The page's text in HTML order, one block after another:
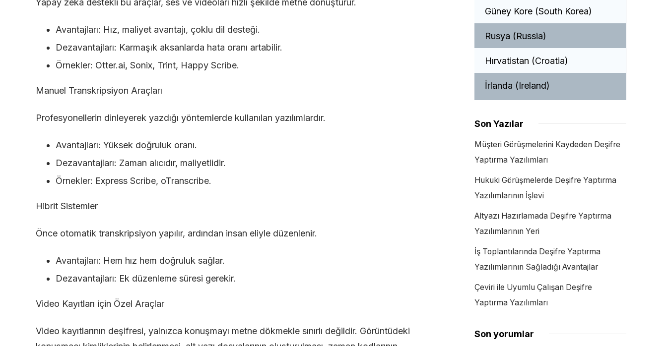
Yapay zekâ destekli bu araçlar, ses ve videoları hızlı şekilde metne dönüştürür.
Avantajları: Hız, maliyet avantajı, çoklu dil desteği.
Dezavantajları: Karmaşık aksanlarda hata oranı artabilir.
Örnekler: Otter.ai, Sonix, Trint, Happy Scribe.
Manuel Transkripsiyon Araçları
Profesyonellerin dinleyerek yazdığı yöntemlerde kullanılan yazılımlardır.
Avantajları: Yüksek doğruluk oranı.
Dezavantajları: Zaman alıcıdır, maliyetlidir.
Örnekler: Express Scribe, oTranscribe.
Hibrit Sistemler
Önce otomatik transkripsiyon yapılır, ardından insan eliyle düzenlenir.
Avantajları: Hem hız hem doğruluk sağlar.
Dezavantajları: Ek düzenleme süresi gerekir.
Video Kayıtları için Özel Araçlar
Video kayıtlarının deşifresi, yalnızca konuşmayı metne dökmekle sınırlı değildir. Görüntüdeki
Güney Kore (South Korea)
Rusya (Russia)
Hırvatistan (Croatia)
İrlanda (Ireland)
Son Yazılar
Müşteri Görüşmelerini Kaydeden Deşifre
Yaptırma Yazılımları
Hukuki Görüşmelerde Deşifre Yaptırma
Yazılımlarının İşlevi
Altyazı Hazırlamada Deşifre Yaptırma
Yazılımlarının Yeri
İş Toplantılarında Deşifre Yaptırma
Yazılımlarının Sağladığı Avantajlar
Çeviri ile Uyumlu Çalışan Deşifre
Yaptırma Yazılımları
Son yorumlar